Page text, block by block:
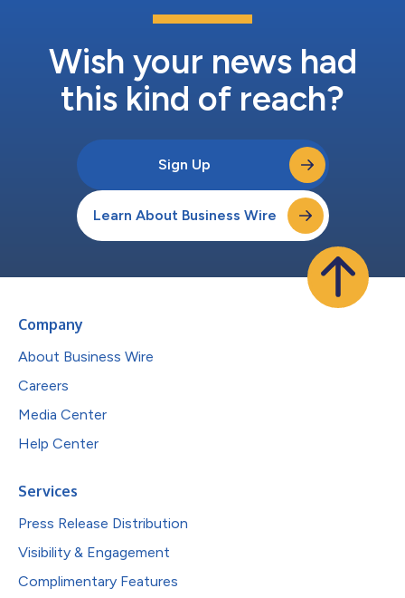
ION M640xは、無人機システムとセンサー技術を国内で提供す
る企業という他に類を見ない当社の地位を土台として構築されて
能、レーザー照射機能、および業界をリードするサポート...
Wish your news had
this kind of reach?
Sign Up
Learn About Business Wire
Company
About Business Wire
Careers
Media Center
Help Center
Services
Press Release Distribution
Visibility & Engagement
Complimentary Features